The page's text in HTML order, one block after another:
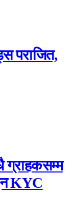
पराजित,
ग्राहकसम्म
KYC